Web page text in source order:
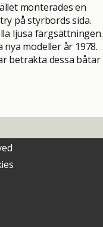
monterades en
på styrbords sida.
ljusa färgsättningen.
modeller år 1978.
betrakta dessa båtar